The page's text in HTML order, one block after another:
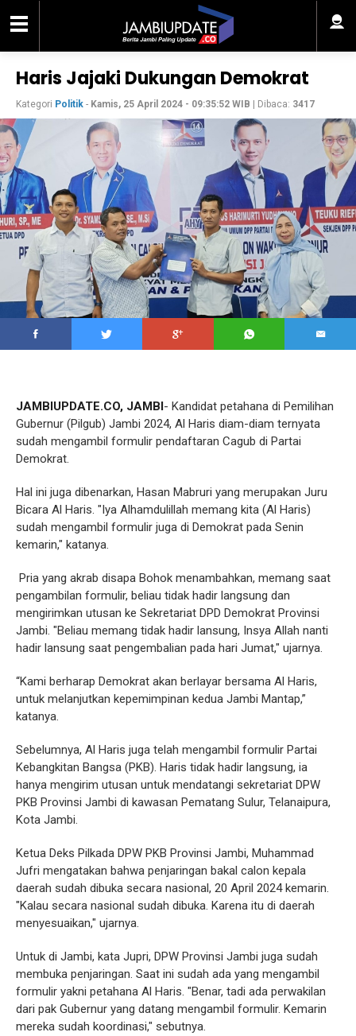
Haris Jajaki Dukungan Demokrat
Kategori Politik - Kamis, 25 April 2024 - 09:35:52 WIB | Dibaca: 3417
JAMBIUPDATE.CO, JAMBI - Kandidat petahana di Pemilihan
Gubernur (Pilgub) Jambi 2024, Al Haris diam-diam ternyata
sudah mengambil formulir pendaftaran Cagub di Partai
Demokrat.
Hal ini juga dibenarkan, Hasan Mabruri yang merupakan Juru
Bicara Al Haris. "Iya Alhamdulillah memang kita (Al Haris)
sudah mengambil formulir juga di Demokrat pada Senin
kemarin," katanya.
Pria yang akrab disapa Bohok menambahkan, memang saat
pengambilan formulir, beliau tidak hadir langsung dan
mengirimkan utusan ke Sekretariat DPD Demokrat Provinsi
Jambi. "Beliau memang tidak hadir lansung, Insya Allah nanti
hadir lansung saat pengembalian pada hari Jumat," ujarnya.
“Kami berharap Demokrat akan berlayar bersama Al Haris,
untuk melanjutkan kepemimpinan kedua Jambi Mantap,”
katanya.
Sebelumnya, Al Haris juga telah mengambil formulir Partai
Kebangkitan Bangsa (PKB). Haris tidak hadir langsung, ia
hanya mengirim utusan untuk mendatangi sekretariat DPW
PKB Provinsi Jambi di kawasan Pematang Sulur, Telanaipura,
Kota Jambi.
Ketua Deks Pilkada DPW PKB Provinsi Jambi, Muhammad
Jufri mengatakan bahwa penjaringan bakal calon kepala
daerah sudah dibuka secara nasional, 20 April 2024 kemarin.
"Kalau secara nasional sudah dibuka. Karena itu di daerah
menyesuaikan," ujarnya.
Untuk di Jambi, kata Jupri, DPW Provinsi Jambi juga sudah
membuka penjaringan. Saat ini sudah ada yang mengambil
formulir yakni petahana Al Haris. "Benar, tadi ada perwakilan
dari pak Gubernur yang datang mengambil formulir. Kemarin
mereka sudah koordinasi," sebutnya.